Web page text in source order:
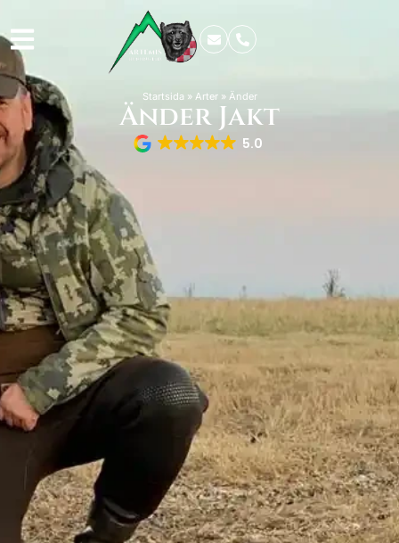
Startsida » Arter» Änder
Änder Jakt
5.0